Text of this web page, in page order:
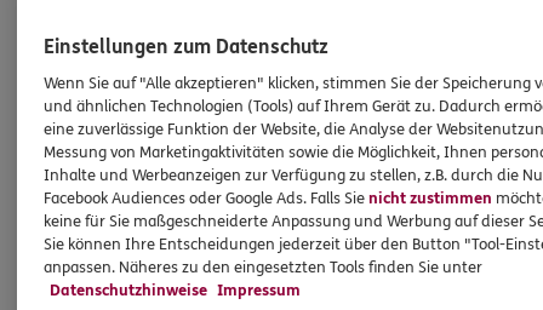
Bitte teilen Sie mit, auf welcher Webseite
eine Barriere gestoßen sind. Kopieren Sie hierzu
den Link aus der Adresszeile Ihres Browsers.
Schicken Sie denLink zusammen mit einem
Hinweis auf den Text oder Service, der Ihnen
Schwierigkeiten bereitet hat, an:
barriere.melden@ergo.de
Bitte senden Sie an diese E-Mail-Adresse nur
Anmerkungen zum Thema „Barrierefreiheit“und
keine Daten oder Informationen zu Ihrem
Einstellungen zum Datenschutz
Wenn Sie auf "Alle akzeptieren" klicken, stimmen Sie der Speicherung
und ähnlichen Technologien (Tools) auf Ihrem Gerät zu. Dadurch
eine zuverlässige Funktion der Website, die Analyse der
Messung von Marketingaktivitäten sowie die Möglichkeit, Ihnen
Inhalte und Werbeanzeigen zur Verfügung zu stellen, z.B. durch die
Facebook Audiences oder Google Ads. Falls Sienicht zustimmen
keine für Sie maßgeschneiderte Anpassung und Werbung auf dieser
Sie können Ihre Entscheidungen jederzeit über den Button "Tool-
anpassen. Näheres zu den eingesetzten Tools finden Sie unter
Datenschutzhinweise Impressum